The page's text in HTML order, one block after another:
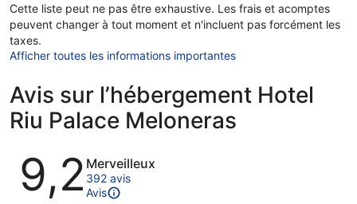
Cette liste peut ne pas être exhaustive. Les frais et acomptes
peuvent changer à tout moment et n'incluent pas forcément les
taxes.
Afficher toutes les informations importantes
Avis sur l’hébergement Hotel
Riu Palace Meloneras
Avis
9,2 Merveilleux
392 avis
Avis